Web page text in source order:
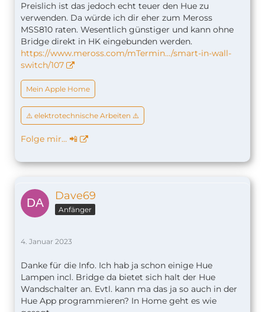
Preislich ist das jedoch echt teuer den Hue zu
verwenden. Da würde ich dir eher zum Meross
MSS810 raten. Wesentlich günstiger und kann ohne
Bridge direkt in HK eingebunden werden.
https://www.meross.com/mTermin…/smart-in-wall-
switch/107
Mein Apple Home
⚠️ elektrotechnische Arbeiten ⚠️
Folge mir… 📲
Dave69
Anfänger
4. Januar 2023
Danke für die Info. Ich hab ja schon einige Hue
Lampen incl. Bridge da bietet sich halt der Hue
Wandschalter an. Evtl. kann ma das ja so auch in der
Hue App programmieren? In Home geht es wie